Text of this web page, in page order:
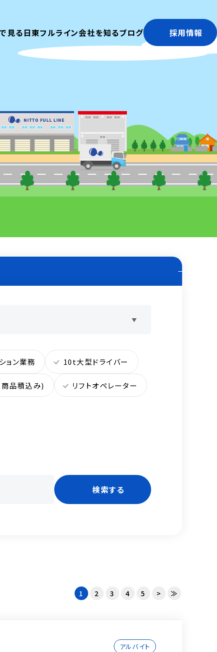
見る日東フルライン会社を知るブログ 採用情報
ョン業務 10t大型ドライバー
品積込み) リフトオペレーター
1 2 3 4 5 > ≫
アルバイト